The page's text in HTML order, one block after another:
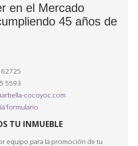
en el Mercado
45 años de
5593
cocoyoc.com
formulario
TU INMUEBLE
equipo para la promoción de tu